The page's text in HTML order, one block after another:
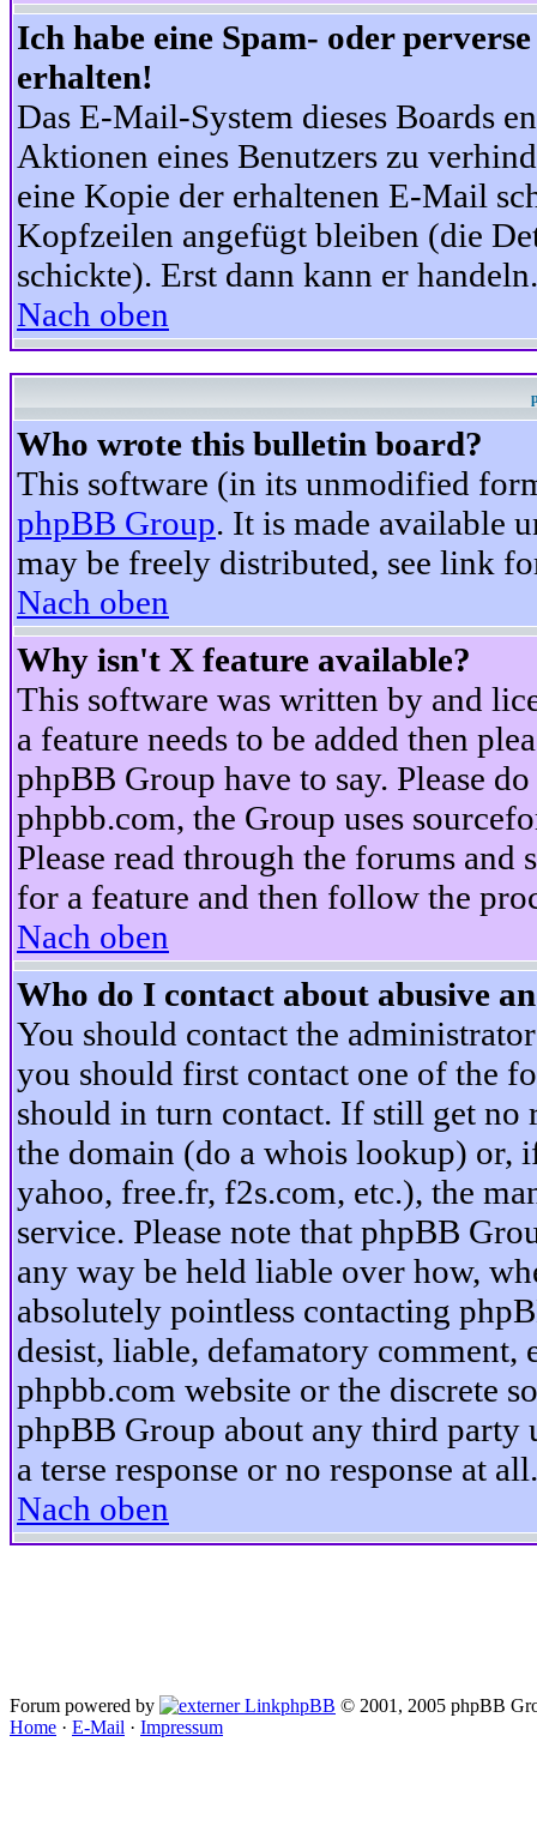
Ich habe eine Spam- oder
erhalten!
Das E-Mail-System dieses Boards
Aktionen eines Benutzers zu
eine Kopie der erhaltenen E-Mail
Kopfzeilen angefügt bleiben (die
schickte). Erst dann kann er handeln.
Nach oben
Who wrote this bulletin board?
This software (in its unmodified
phpBB Group. It is made available
may be freely distributed, see link
Nach oben
Why isn't X feature available?
This software was written by and
a feature needs to be added then
phpBB Group have to say. Please
phpbb.com, the Group uses
Please read through the forums
for a feature and then follow the
Nach oben
Who do I contact about abusive
You should contact the
you should first contact one of the
should in turn contact. If still get no
the domain (do a whois lookup) or,
yahoo, free.fr, f2s.com, etc.), the
service. Please note that phpBB
any way be held liable over how,
absolutely pointless contacting
desist, liable, defamatory
phpbb.com website or the discrete
phpBB Group about any third party
a terse response or no response at all.
Nach oben
Forum powered by phpBB © 2001, 2005 phpBB
Home · E-Mail · Impressum